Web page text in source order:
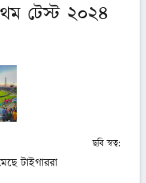
টেস্ট ২০২৪
ছবি স্বত্ব:
টাইগাররা